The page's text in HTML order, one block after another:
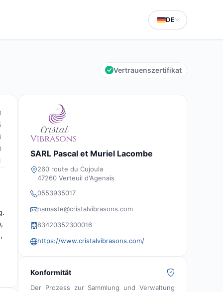
DE
Vertrauenszertifikat
SARL Pascal et Muriel Lacombe
260 route du Cujoula
47260 Verteuil d'Agenais
0553935017
namaste@cristalvibrasons.com
83420352300016
https://www.cristalvibrasons.com/
Konformität
Der Prozess zur Sammlung und Verwaltung